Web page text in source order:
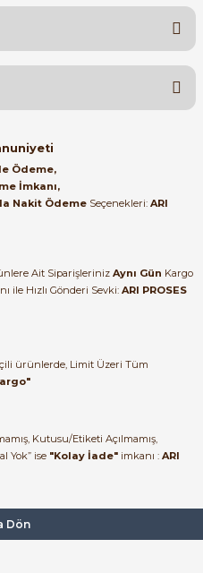
soru sorulmamış.
Ödeme,
İmkanı,
Nakit Ödeme Seçenekleri: ARI
Ait Siparişleriniz Aynı Gün Kargo
ile Hızlı Gönderi Sevki: ARI PROSES
ürünlerde, Limit Üzeri Tüm
Kutusu/Etiketi Açılmamış,
Yok” ise "Kolay İade" imkanı : ARI
Dön